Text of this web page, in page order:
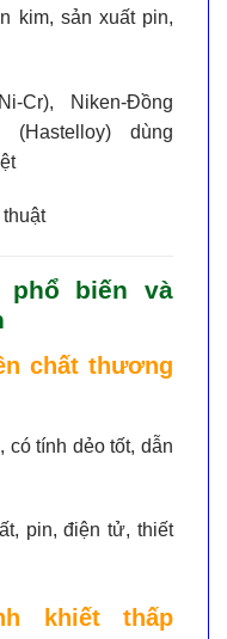
kim, sản xuất pin,
Cr), Niken-Đồng
(Hastelloy)dùng
phổ biến và
chất thương
có tính dẻo tốt, dẫn
pin, điện tử, thiết
khiết thấp